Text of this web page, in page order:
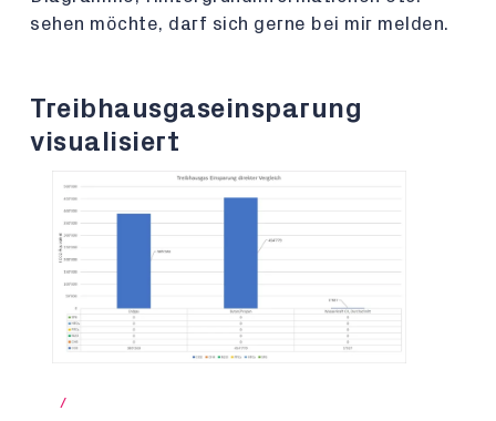
sehen möchte, darf sich gerne bei mir melden.
Treibhausgaseinsparung
visualisiert
/